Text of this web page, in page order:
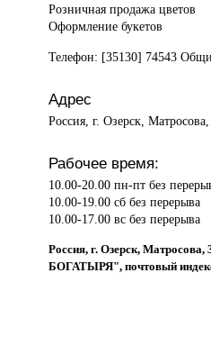
Розничная продажацветов
Оформление букетов
Телефон: [35130] 74543
Адрес
Россия, г. Озерск,
Рабочее время:
10.00-20.00 пн-пт без
10.00-19.00 сб без перерыва
10.00-17.00 вс без перерыва
Россия, г. Озерск,
БОГАТЫРЯ", почтовый